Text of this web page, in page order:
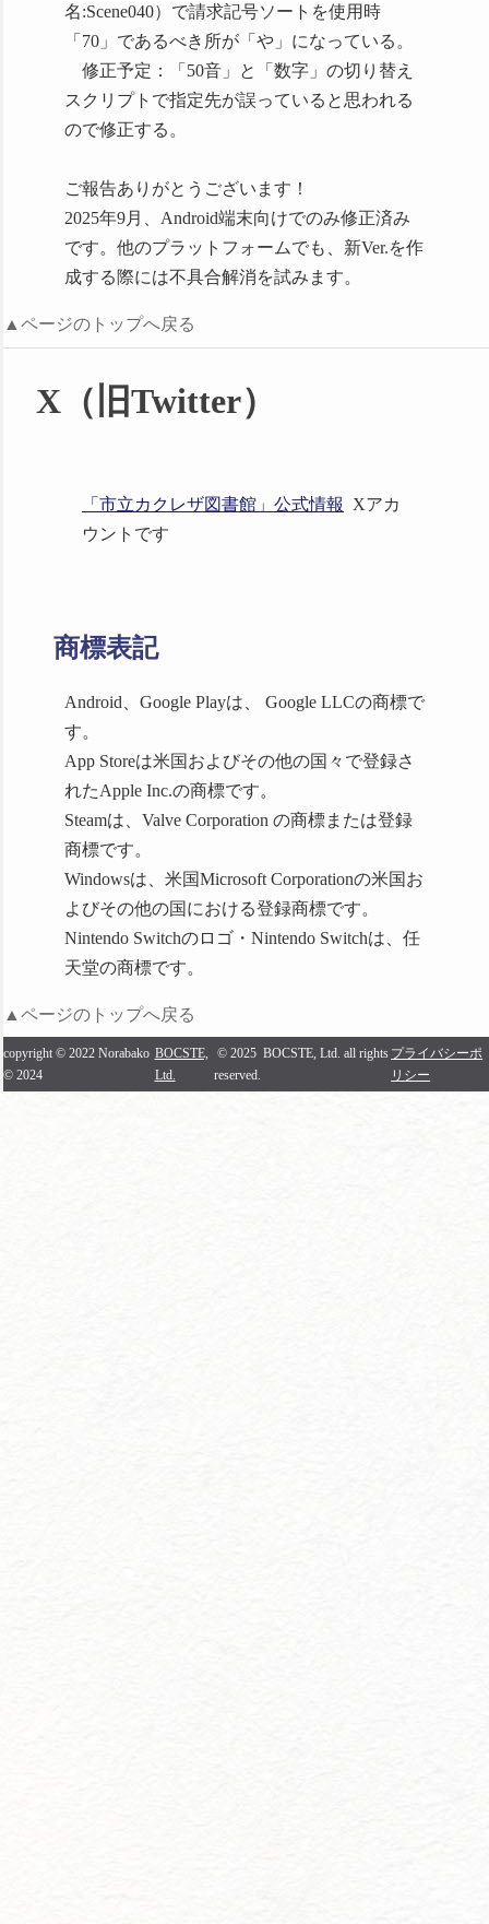
của những người đọc sách
sẽ nằm trong tay bạn
https://kenhtingame.com/mobile/kakureza-
library-so-phan-cua-nhung-
nguoi-doc-sach-se-nam-
司書体験ADV『市立カク
レザ図書館』Steamにて
謎のストーリー
https://automaton-
電ファミニコゲーマー様
司書体験アドベンチャー
書館』が配信開始。全
260冊の本から選ぶこと
でストーリーが分岐、穏
やかに進行しつつも不穏
な要素も
https://news.denfaminicogamer.jp/news/220125m
名:Scene040）で請求記号ソートを使用時
「70」であるべき所が「や」になっている。
修正予定：「50音」と「数字」の切り替え
スクリプトで指定先が誤っていると思われる
ので修正する。
ご報告ありがとうございます！
2025年9月、Android端末向けでのみ修正済み
です。他のプラットフォームでも、新Ver.を作
成する際には不具合解消を試みます。
▲ページのトップへ戻る
X（旧Twitter）
「市立カクレザ図書館」公式情報
Xアカ
ウントです
商標表記
Android、Google Playは、 Google LLCの商標で
す。
App Storeは米国およびその他の国々で登録さ
れたApple Inc.の商標です。
Steamは、Valve Corporation の商標または登録
商標です。
Windowsは、米国Microsoft Corporationの米国お
よびその他の国における登録商標です。
Nintendo Switchのロゴ・Nintendo Switchは、任
天堂の商標です。
▲ページのトップへ戻る
copyright © 2022 Norabako
© 2024
BOCSTE,
Ltd.
© 2025 BOCSTE, Ltd. all rights
reserved.
プライバシーポ
リシー